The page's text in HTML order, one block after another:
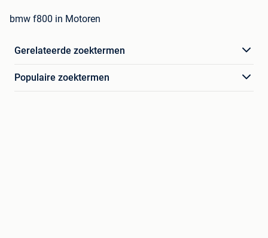
bmw f800 in Motoren
Gerelateerde zoektermen
Populaire zoektermen